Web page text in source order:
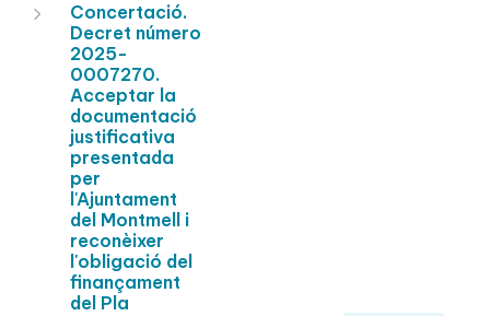
Concertació.
Decret número
2025-
0007270.
Acceptar la
documentació
justificativa
presentada
per
l'Ajuntament
del Montmell i
reconèixer
l'obligació del
finançament
del Pla